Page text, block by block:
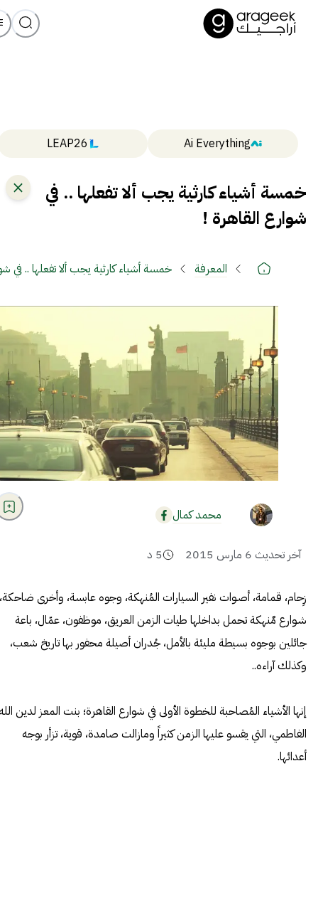
Ai Everything
LEAP26
خمسة أشياء كارثية يجب ألا تفعلها .. في
شوارع القاهرة !
المعرفة خمسة أشياء كارثية يجب ألا تفعلها .. في
محمد كمال
آخر تحديث 6 مارس 2015 5 د
زِحام، قمامة، أصـوات نفير السيارات المُنهكة، وجوه عابسة، وأخرى ضاحكة،
شـوارع مٌنهكة تحمل بداخلها طيات الزمن العريق، موظفون، عمّال، باعة
جائلين بوجوه بسيطة مليئة بالأمل، جُدران أصيلة محفور بها تاريخ شعب،
وكذلك آراءه..
إنها الأشياء المُصاحبة للخطوة الأولى في شوارع القاهرة؛ بنت المعز لدين
الفاطمي، التي يقسو عليها الزمن كثيراً ومازالت صامدة، قوية، تزأر بوجه
أعدائها.